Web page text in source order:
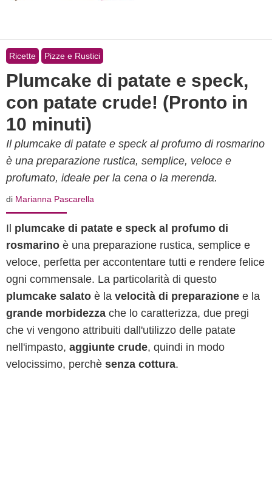
Ricette Pizze e Rustici
Plumcake di patate e speck,
con patate crude! (Pronto in
10 minuti)
Il plumcake di patate e speck al profumo di rosmarino
è una preparazione rustica, semplice, veloce e
profumato, ideale per la cena o la merenda.
di Marianna Pascarella
Il plumcake di patate e speck al profumo di
rosmarino è una preparazione rustica, semplice e
veloce, perfetta per accontentare tutti e rendere felice
ogni commensale. La particolarità di questo
plumcake salato è la velocità di preparazione e la
grande morbidezza che lo caratterizza, due pregi
che vi vengono attribuiti dall'utilizzo delle patate
nell'impasto, aggiunte crude, quindi in modo
velocissimo, perchè senza cottura.